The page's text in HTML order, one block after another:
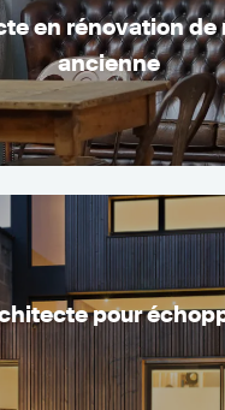
en rénovation de
ancienne
pour